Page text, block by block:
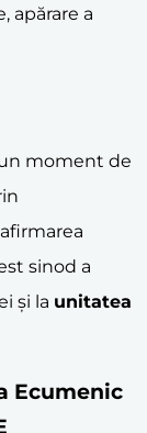
apărare a
moment de
sinod a
și la unitatea
Ecumenic